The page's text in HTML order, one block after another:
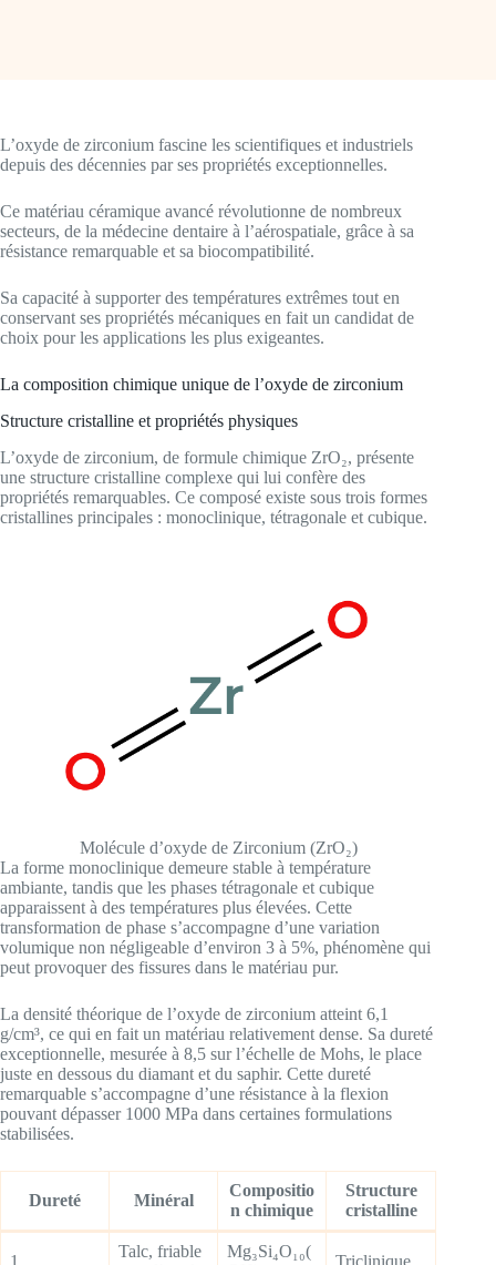
L’oxyde de zirconium fascine les scientifiques et industriels
depuis des décennies par ses propriétés exceptionnelles.
Ce matériau céramique avancé révolutionne de nombreux
secteurs, de la médecine dentaire à l’aérospatiale, grâce à sa
résistance remarquable et sa biocompatibilité.
Sa capacité à supporter des températures extrêmes tout en
conservant ses propriétés mécaniques en fait un candidat de
choix pour les applications les plus exigeantes.
La composition chimique unique de l’oxyde de zirconium
Structure cristalline et propriétés physiques
L’oxyde de zirconium, de formule chimique ZrO₂, présente
une structure cristalline complexe qui lui confère des
propriétés remarquables. Ce composé existe sous trois formes
cristallines principales : monoclinique, tétragonale et cubique.
Molécule d’oxyde de Zirconium (ZrO₂)
La forme monoclinique demeure stable à température
ambiante, tandis que les phases tétragonale et cubique
apparaissent à des températures plus élevées. Cette
transformation de phase s’accompagne d’une variation
volumique non négligeable d’environ 3 à 5%, phénomène qui
peut provoquer des fissures dans le matériau pur.
La densité théorique de l’oxyde de zirconium atteint 6,1
g/cm³, ce qui en fait un matériau relativement dense. Sa dureté
exceptionnelle, mesurée à 8,5 sur l’échelle de Mohs, le place
juste en dessous du diamant et du saphir. Cette dureté
remarquable s’accompagne d’une résistance à la flexion
pouvant dépasser 1000 MPa dans certaines formulations
stabilisées.
Dureté Minéral
Compositio
n chimique
Structure
cristalline
1
Talc, friable
Mg₃Si₄O₁₀(
Triclinique